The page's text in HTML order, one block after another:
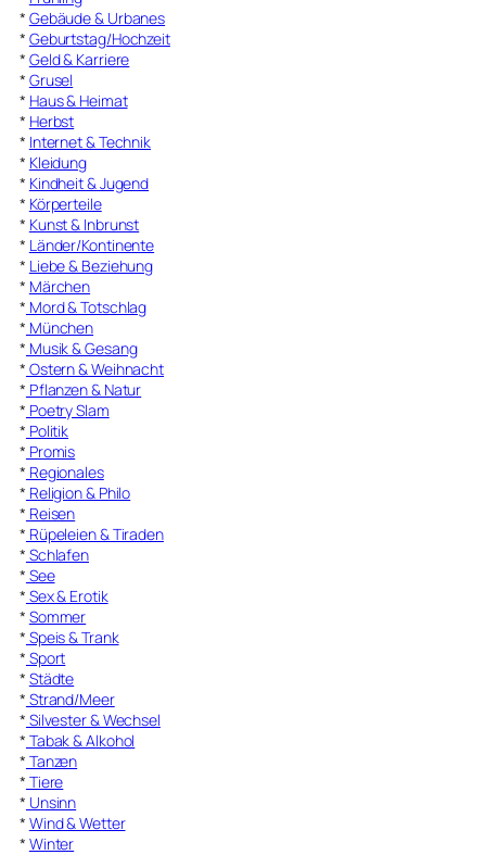
* Gebäude & Urbanes
* Geburtstag/Hochzeit
* Geld & Karriere
* Grusel
* Haus & Heimat
* Herbst
* Internet & Technik
* Kleidung
* Kindheit & Jugend
* Körperteile
* Kunst & Inbrunst
* Länder/Kontinente
* Liebe & Beziehung
* Märchen
* Mord & Totschlag
* München
* Musik & Gesang
* Ostern & Weihnacht
* Pflanzen & Natur
* Poetry Slam
* Politik
* Promis
* Regionales
* Religion & Philo
* Reisen
* Rüpeleien & Tiraden
* Schlafen
* See
* Sex & Erotik
* Sommer
* Speis & Trank
* Sport
* Städte
* Strand/Meer
* Silvester & Wechsel
* Tabak & Alkohol
* Tanzen
* Tiere
* Unsinn
* Wind & Wetter
* Winter